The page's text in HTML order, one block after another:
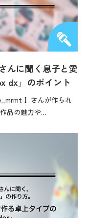
んに聞く息子と愛
dx」のポイント
】さんが作られ
品の魅力や…